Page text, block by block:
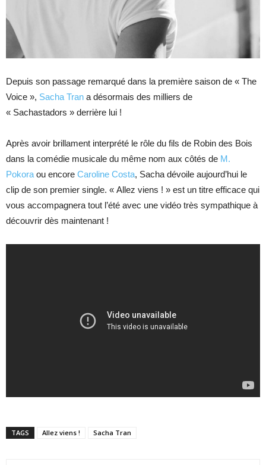
Depuis son passage remarqué dans la première saison de « The
Voice », Sacha Tran a désormais des milliers de
« Sachastadors » derrière lui !
Après avoir brillament interprété le rôle du fils de Robin des Bois
dans la comédie musicale du même nom aux côtés de M.
Pokora ou encore Caroline Costa, Sacha dévoile aujourd’hui le
clip de son premier single. « Allez viens ! » est un titre efficace qui
vous accompagnera tout l’été avec une vidéo très sympathique à
découvrir dès maintenant !
TAGS Allez viens ! Sacha Tran